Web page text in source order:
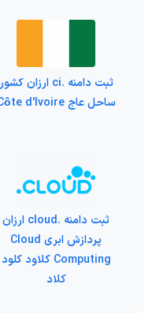
ثبت دامنه .ci ارزان کشور
ساحل عاج Côte d'Ivoire
ثبت دامنه .cloud ارزان
پردازش ابری Cloud
Computing کلاود کلود
کلاد